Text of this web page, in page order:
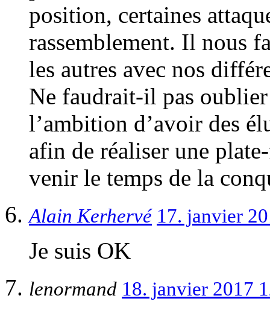
position, certaines
rassemblement. Il nous
les autres avec nos
Ne faudrait-il pas
l’ambition d’avoir des
afin de réaliser une
venir le temps de la
Alain Kerhervé 17. janvier
Je suis OK
lenormand 18. janvier 2017